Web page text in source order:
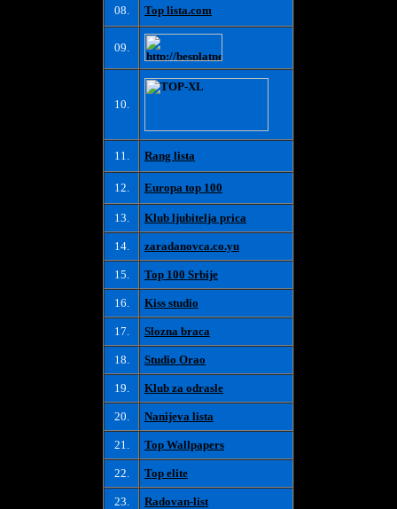
08. Top lista.com
09.
10.
11. Rang lista
12. Europa top 100
13. Klub ljubitelja prica
14. zaradanovca.co.yu
15. Top 100 Srbije
16. Kiss studio
17. Slozna braca
18. Studio Orao
19. Klub za odrasle
20. Nanijeva lista
21. Top Wallpapers
22. Top elite
23. Radovan-list